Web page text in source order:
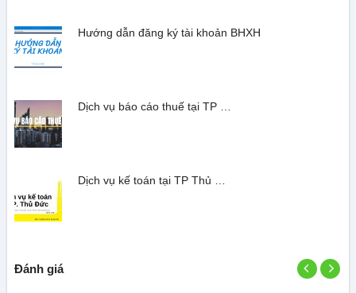
Hướng dẫn đăng ký tài khoản BHXH
Dịch vụ báo cáo thuế tại TP …
Dịch vụ kế toán tại TP Thủ …
Đánh giá